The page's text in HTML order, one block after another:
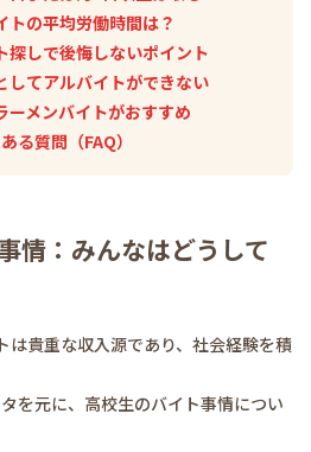
トの平均労働時間は？
探しで後悔しないポイント
してアルバイトができない
ーメンバイトがおすすめ
る質問（FAQ）
情：みんなはどうして
は貴重な収入源であり、社会経験を積
を元に、高校生のバイト事情につい